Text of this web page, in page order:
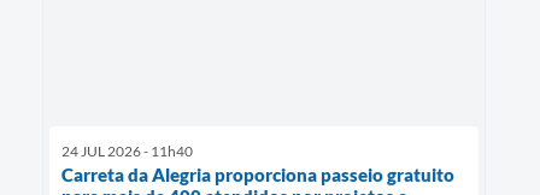
24 JUL 2026 - 11h40
Carreta da Alegria proporciona passeio gratuito